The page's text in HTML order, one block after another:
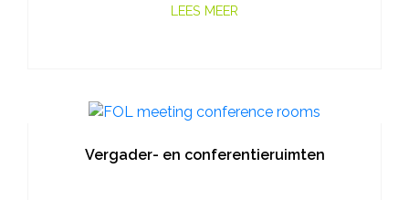
LEES MEER
Vergader- en conferentieruimten